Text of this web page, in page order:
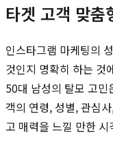
타겟 고객 맞춤
인스타그램 마케팅의
것인지 명확히 하는 것
50대 남성의 탈모 고민
객의 연령, 성별, 관심
고 매력을 느낄 만한